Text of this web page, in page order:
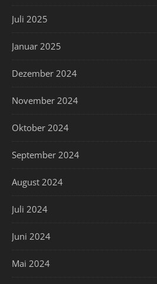
Juli 2025
Januar 2025
Dezember 2024
November 2024
Oktober 2024
September 2024
August 2024
Juli 2024
Juni 2024
Mai 2024